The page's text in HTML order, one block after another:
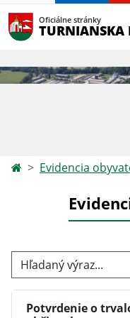
Oficiálne stránky
TURNIANSKA
Evidencia
Hľadaný výraz...
Potvrdenie o